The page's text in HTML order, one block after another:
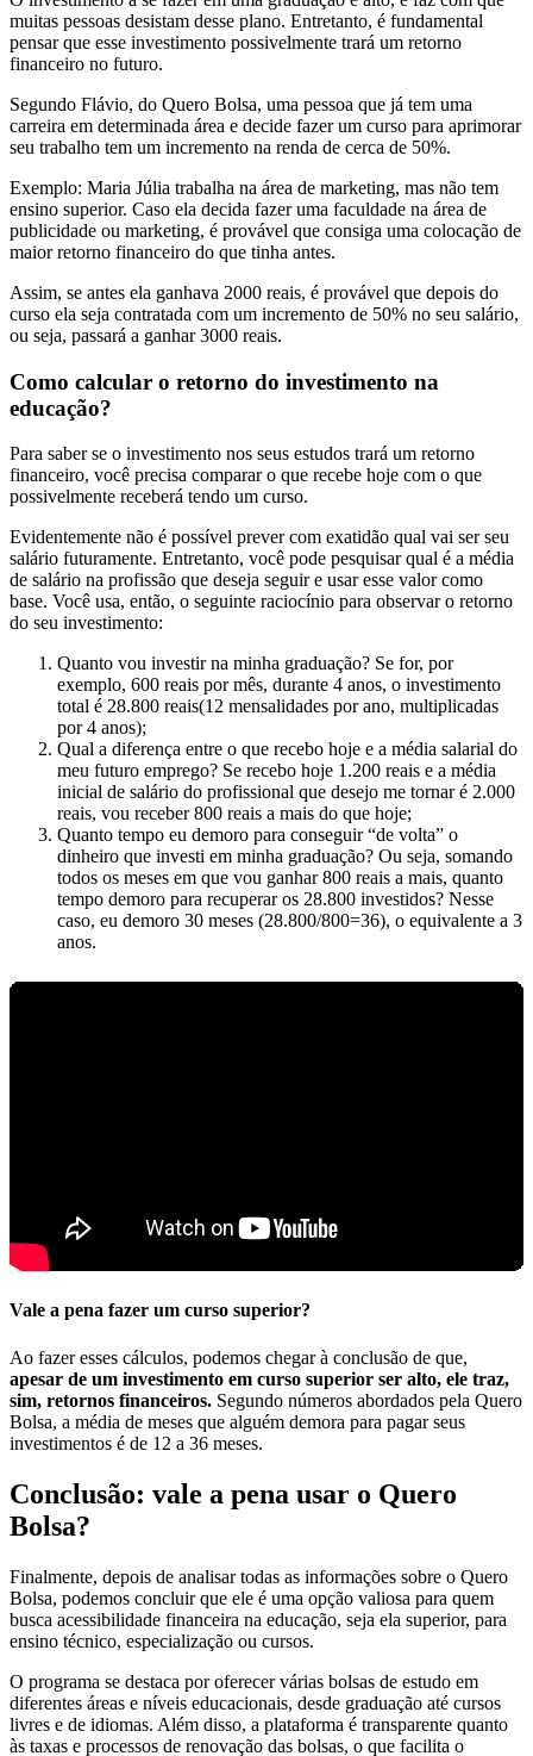
muitas pessoas desistam desse plano. Entretanto, é fundamental
pensar que esse investimento possivelmente trará um retorno
financeiro no futuro.
Segundo Flávio, do Quero Bolsa, uma pessoa que já tem uma
carreira em determinada área e decide fazer um curso para aprimorar
seu trabalho tem um incremento na renda de cerca de 50%.
Exemplo: Maria Júlia trabalha na área de marketing, mas não tem
ensino superior. Caso ela decida fazer uma faculdade na área de
publicidade ou marketing, é provável que consiga uma colocação de
maior retorno financeiro do que tinha antes.
Assim, se antes ela ganhava 2000 reais, é provável que depois do
curso ela seja contratada com um incremento de 50% no seu salário,
ou seja, passará a ganhar 3000 reais.
Como calcular o retorno do investimento na
educação?
Para saber se o investimento nos seus estudos trará um retorno
financeiro, você precisa comparar o que recebe hoje com o que
possivelmente receberá tendo um curso.
Evidentemente não é possível prever com exatidão qual vai ser seu
salário futuramente. Entretanto, você pode pesquisar qual é a média
de salário na profissão que deseja seguir e usar esse valor como
base. Você usa, então, o seguinte raciocínio para observar o retorno
do seu investimento:
Quanto vou investir na minha graduação? Se for, por
exemplo, 600 reais por mês, durante 4 anos, o investimento
total é 28.800 reais(12 mensalidades por ano, multiplicadas
por 4 anos);
Qual a diferença entre o que recebo hoje e a média salarial do
meu futuro emprego? Se recebo hoje 1.200 reais e a média
inicial de salário do profissional que desejo me tornar é 2.000
reais, vou receber 800 reais a mais do que hoje;
Quanto tempo eu demoro para conseguir “de volta” o
dinheiro que investi em minha graduação? Ou seja, somando
todos os meses em que vou ganhar 800 reais a mais, quanto
tempo demoro para recuperar os 28.800 investidos? Nesse
caso, eu demoro 30 meses (28.800/800=36), o equivalente a 3
anos.
Vale a pena fazer um curso superior?
Ao fazer esses cálculos, podemos chegar à conclusão de que,
apesar de um investimento em curso superior ser alto, ele traz,
sim, retornos financeiros. Segundo números abordados pela Quero
Bolsa, a média de meses que alguém demora para pagar seus
investimentos é de 12 a 36 meses.
Conclusão: vale a pena usar o Quero
Bolsa?
Finalmente, depois de analisar todas as informações sobre o Quero
Bolsa, podemos concluir que ele é uma opção valiosa para quem
busca acessibilidade financeira na educação, seja ela superior, para
ensino técnico, especialização ou cursos.
O programa se destaca por oferecer várias bolsas de estudo em
diferentes áreas e níveis educacionais, desde graduação até cursos
livres e de idiomas. Além disso, a plataforma é transparente quanto
às taxas e processos de renovação das bolsas, o que facilita o